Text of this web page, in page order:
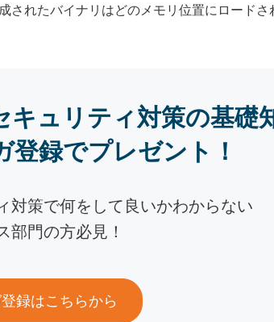
されたバイナリはどのメモリ位置にロードさ
キュリティ対策の基礎
登録でプレゼント！
対策で何をして良いかわからない
部門の方必見！
録はこちらから